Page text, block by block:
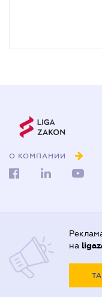
О КОМПАНИИ
на